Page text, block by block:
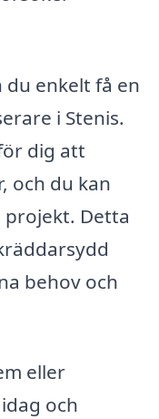
du enkelt få en
i Stenis.
dig att
och du kan
Detta
behov och
eller
och